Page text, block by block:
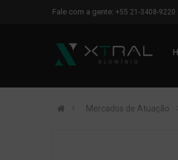
Fale com a gente: +55 21-3408-9220
Mercados de Atuação